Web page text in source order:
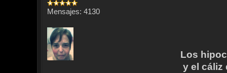
Mensajes: 4130
Los
y el cáliz